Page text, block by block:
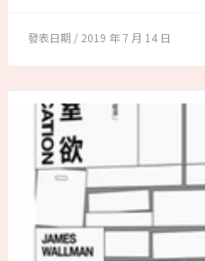
2019 年 7 月 14 日